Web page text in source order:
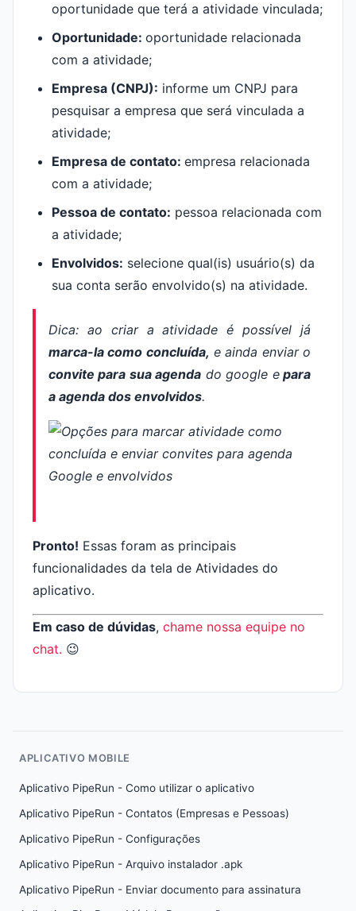
oportunidade que terá a atividade vinculada;
Oportunidade: oportunidade relacionada
com a atividade;
Empresa (CNPJ): informe um CNPJ para
pesquisar a empresa que será vinculada a
atividade;
Empresa de contato: empresa relacionada
com a atividade;
Pessoa de contato: pessoa relacionada com
a atividade;
Envolvidos: selecione qual(is) usuário(s) da
sua conta serão envolvido(s) na atividade.
Dica: ao criar a atividade é possível já
marca-la como concluída, e ainda enviar o
convite para sua agenda do google epara
a agenda dos envolvidos.
Pronto! Essas foram as principais
funcionalidades da tela de Atividades do
aplicativo.
Em caso de dúvidas, chame nossa equipe no
chat. 😉
APLICATIVO MOBILE
Aplicativo PipeRun - Como utilizar o aplicativo
Aplicativo PipeRun - Contatos (Empresas e Pessoas)
Aplicativo PipeRun - Configurações
Aplicativo PipeRun - Arquivo instalador .apk
Aplicativo PipeRun - Enviar documento para assinatura